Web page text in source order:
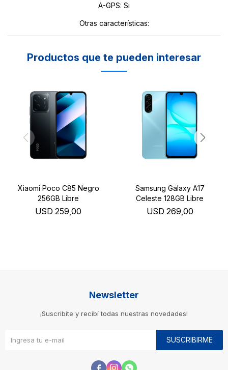
A-GPS: Si
Otras características:
Productos que te pueden interesar
Xiaomi Poco C85 Negro
256GB Libre
USD 259,00
Samsung Galaxy A17
Celeste 128GB Libre
USD 269,00
Newsletter
¡Suscribite y recibí todas nuestras novedades!
SUSCRIBIRME
  